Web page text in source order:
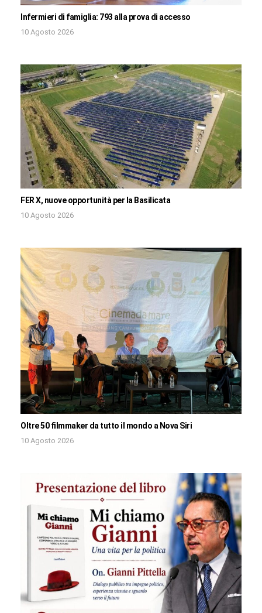
Infermieri di famiglia: 793 alla prova di accesso
10 Agosto 2026
FER X, nuove opportunità per la Basilicata
10 Agosto 2026
Oltre 50 filmmaker da tutto il mondo a Nova Siri
10 Agosto 2026